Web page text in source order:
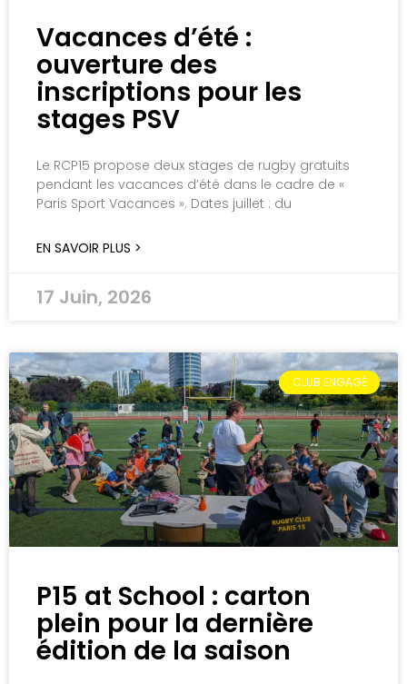
Vacances d’été :
ouverture des
inscriptions pour les
stages PSV
Le RCP15 propose deux stages de rugby gratuits
pendant les vacances d’été dans le cadre de «
Paris Sport Vacances ». Dates juillet : du
EN SAVOIR PLUS >
17 Juin, 2026
CLUB ENGAGÉ
P15 at School : carton
plein pour la dernière
édition de la saison